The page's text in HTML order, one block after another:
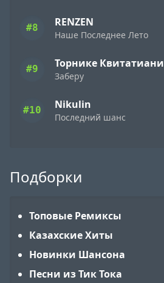
#8 RENZEN
Наше Последнее Лето
#9 Торнике Квитатиани
Заберу
#10 Nikulin
Последний шанс
Подборки
Топовые Ремиксы
Казахские Хиты
Новинки Шансона
Песни из Тик Тока